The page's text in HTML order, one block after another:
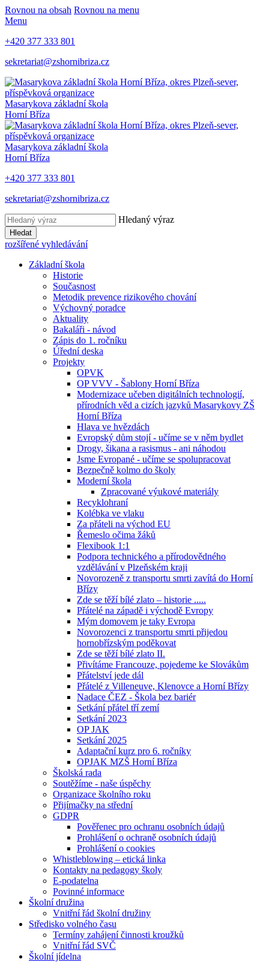
Rovnou na obsah Rovnou na menu
Menu
+420 377 333 801
sekretariat@zshornibriza.cz
Masarykova základní škola
Horní Bříza
Masarykova základní škola
Horní Bříza
+420 377 333 801
sekretariat@zshornibriza.cz
Hledaný výraz
Hledat
rozšířené vyhledávání
Základní škola
Historie
Současnost
Metodik prevence rizikového chování
Výchovný poradce
Aktuality
Bakaláři - návod
Zápis do 1. ročníku
Úřední deska
Projekty
OPVK
OP VVV - Šablony Horní Bříza
Modernizace učeben digitálních technologií,
přírodních věd a cizích jazyků Masarykovy ZŠ
Horní Bříza
Hlava ve hvězdách
Evropský dům stojí - učíme se v něm bydlet
Drogy, šikana a rasismus - ani náhodou
Jsme Evropané - učíme se spolupracovat
Bezpečně kolmo do školy
Moderní škola
Zpracované výukové materiály
Recyklohraní
Kolébka ve vlaku
Za přáteli na východ EU
Řemeslo očima žáků
Flexibook 1:1
Podpora technického a přírodovědného
vzdělávání v Plzeňském kraji
Novorozeně z transportu smrti zavítá do Horní
Břízy
Zde se těží bílé zlato – historie .....
Přátelé na západě i východě Evropy
Mým domovem je taky Evropa
Novorozenci z transportu smrti přijedou
hornobřízským poděkovat
Zde se těží bílé zlato II.
Přivítáme Francouze, pojedeme ke Slovákům
Přátelství jede dál
Přátelé z Villeneuve, Klenovce a Horní Břízy
Nadace ČEZ - Škola bez bariér
Setkání přátel tří zemí
Setkání 2023
OP JAK
Setkání 2025
Adaptační kurz pro 6. ročníky
OPJAK MZŠ Horní Bříza
Školská rada
Soutěžíme - naše úspěchy
Organizace školního roku
Přijímačky na střední
GDPR
Pověřenec pro ochranu osobních údajů
Prohlášení o ochraně osobních údajů
Prohlášení o cookies
Whistleblowing – etická linka
Kontakty na pedagogy školy
E-podatelna
Povinné informace
Školní družina
Vnitřní řád školní družiny
Středisko volného času
Termíny zahájení činnosti kroužků
Vnitřní řád SVČ
Školní jídelna